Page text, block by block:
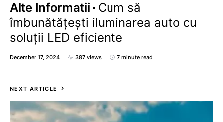
Alte Informatii
Cum să
îmbunătățești iluminarea auto cu
soluții LED eficiente
December 17, 2024 387 views 7 minute read
NEXT ARTICLE